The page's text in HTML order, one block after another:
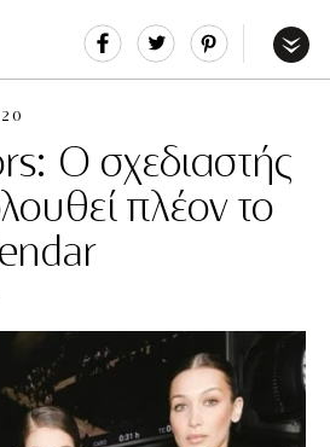
Share Tweet
Ο σχεδιαστής
πλέον το